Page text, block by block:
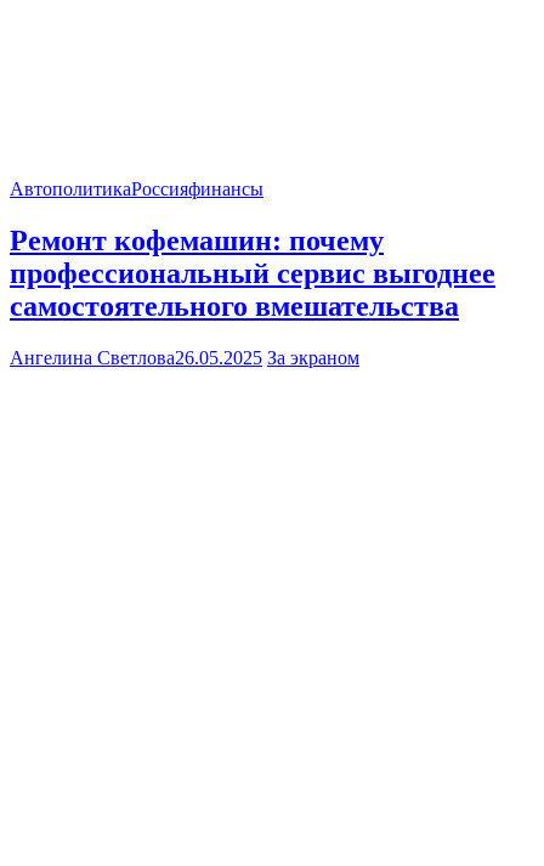
АвтополитикаРоссияфинансы
Ремонт кофемашин: почему
профессиональный сервис выгоднее
самостоятельного вмешательства
Ангелина Светлова26.05.2025 За экраном